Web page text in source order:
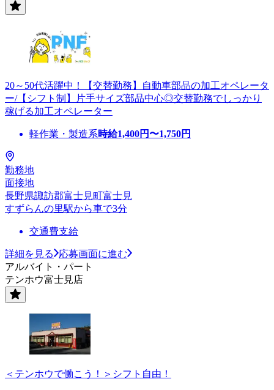
20～50代活躍中！【交替勤務】自動車部品の加工オペレータ
ー/【シフト制】片手サイズ部品中心◎交替勤務でしっかり
稼げる加工オペレーター
軽作業・製造系時給1,400円〜1,750円
勤務地
面接地
長野県諏訪郡富士見町富士見
すずらんの里駅から車で3分
交通費支給
詳細を見る
応募画面に進む
アルバイト・パート
テンホウ富士見店
＜テンホウで働こう！＞シフト自由！